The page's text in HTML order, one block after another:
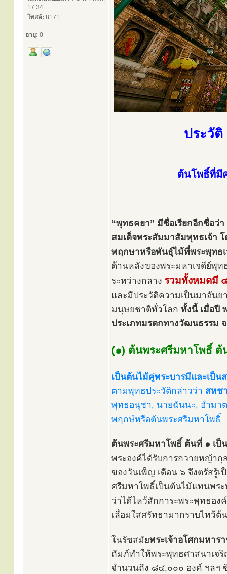
17:34
โพสต์: 8171
อายุ: 0
ประวั
ต้นโพธิ์ที่มี
“พุทธคยา” มีชื่อเรียกอีกชื่อว่
สมเด็จพระสัมมาสัมพุทธเจ้า
พฤกษาหรือพันธุ์ไม้ที่พระพุทธเ
ด้านหลังของพระมหาเจดีย์พุ
ระหว่างกลาง รวมทั้งหมดมี
และมีประวัติความเป็นมาอัน
มนุษยชาติทั่วโลก ทั้งนี้ เมื่อปี
ประเภทมรดกทางวัฒนธรรม จ
(๑) ต้นพระศรีมหาโพธิ์ ต้
เป็นต้นไม้คู่พระบารมีและเป็
ตามพุทธประวัติกล่าวว่า สหช
พุทธอนุชา, นายฉันนะ, อำมา
พฤกษ์หรือต้นพระศรีมหาโพธิ์
ต้นพระศรีมหาโพธิ์ ต้นที่ ๑ เ
พระองค์ได้รับการถวายหญ้า
ของวันเพ็ญ เดือน ๖ จึงตรัสรู้
ศรีมหาโพธิ์เป็นต้นไม้แทนพร
ว่าได้ไหว้สักการะพระพุทธอ
เลื่อมใสศรัทธามากราบไหว้
ในรัชสมัยพระเจ้าอโศกมหาร
ถัมภ์ทำให้พระพุทธศาสนาเจริ
จำนวนถึง ๘๔,๐๐๐ องค์ ฯลฯ